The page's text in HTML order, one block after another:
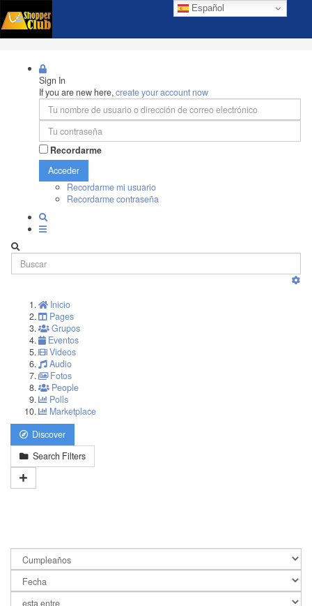
Español
Sign In
If you are new here,create your account now
Recordarme
Acceder
Recordarme mi usuario
Recordarme contraseña
Inicio
Pages
Grupos
Eventos
Videos
Audio
Fotos
People
Polls
Marketplace
Discover
Search Filters